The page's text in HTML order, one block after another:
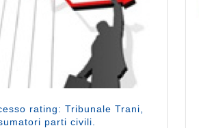
rating: Tribunale Trani,
parti civili.